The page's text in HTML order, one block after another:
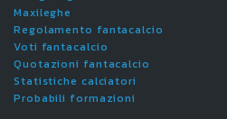
Maxileghe
Regolamento fantacalcio
Voti fantacalcio
Quotazioni fantacalcio
Statistiche calciatori
Probabili formazioni